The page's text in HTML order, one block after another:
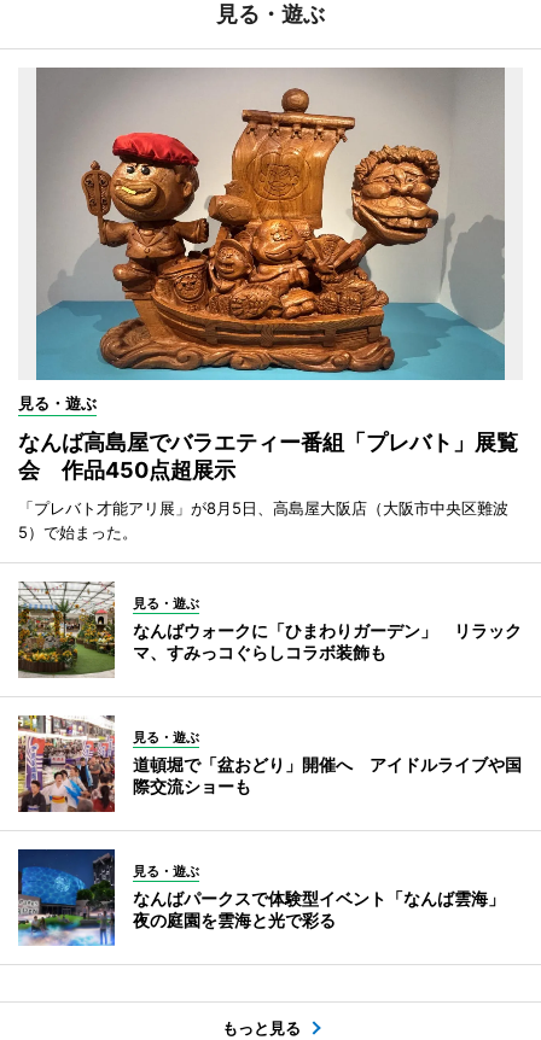
見る・遊ぶ
見る・遊ぶ
なんば高島屋でバラエティー番組「プレバト」展覧
会 作品450点超展示
「プレバト才能アリ展」が8月5日、高島屋大阪店（大阪市中央区難波
5）で始まった。
見る・遊ぶ
なんばウォークに「ひまわりガーデン」 リラック
マ、すみっコぐらしコラボ装飾も
見る・遊ぶ
道頓堀で「盆おどり」開催へ アイドルライブや国
際交流ショーも
見る・遊ぶ
なんばパークスで体験型イベント「なんば雲海」
夜の庭園を雲海と光で彩る
もっと見る